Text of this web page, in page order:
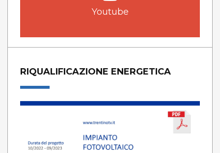
Youtube
RIQUALIFICAZIONE ENERGETICA